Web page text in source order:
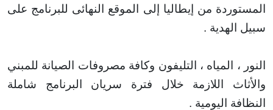
من إيطاليا إلى الموقع النهائى للبرنامج على
.
، المياه ، التليفون وكافة مصروفات الصيانة للمبني
اللازمة خلال
فترة سريان البرنامج شاملة
اليومية
.